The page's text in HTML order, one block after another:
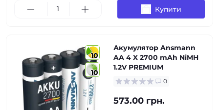
Купити
10
10
Акумулятор Ansmann
AA 4 X 2700 mAh NiMH
1.2V PREMIUM
0
573.00 грн.